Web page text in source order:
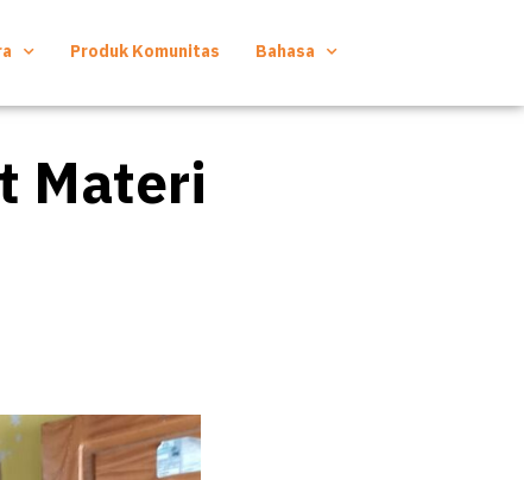
Produk Komunitas Bahasa
Materi